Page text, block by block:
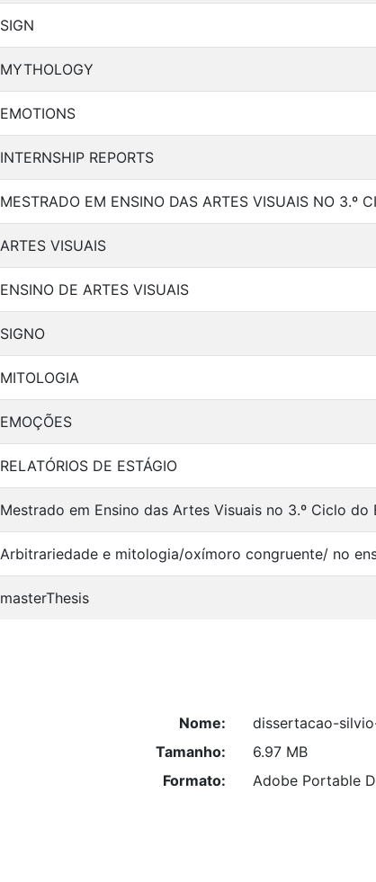
SIGN
MYTHOLOGY
EMOTIONS
INTERNSHIP REPORTS
MESTRADO EM ENSINO DAS ARTES VISUAIS NO 3.º
ARTES VISUAIS
ENSINO DE ARTES VISUAIS
SIGNO
MITOLOGIA
EMOÇÕES
RELATÓRIOS DE ESTÁGIO
Mestrado em Ensino das Artes Visuais no 3.º Ciclo do
Arbitrariedade e mitologia/oxímoro congruente/ no
masterThesis
Nome:
dissertacao-
Tamanho:
6.97 MB
Formato:
Adobe Portable